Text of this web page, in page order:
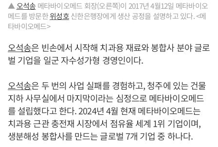
▲오석송 메타바이오메드 회장(오른쪽)이 2017년 4월12일 메타바이오
메드를 방문한위성호신한은행장에게 생산 공정을 설명하고 있다. <메
타바이오메드>
오석송은 빈손에서 시작해 치과용 재료와 봉합사 분야 글로
벌 기업을 일군 자수성가형 경영인이다.
오석송은 두 번의 사업 실패를 경험하고, 청주에 있는 건물
지하 사무실에서 마지막이라는 심정으로 메타바이오메드
를 설립했다고 한다. 2024년 4월 현재 메타바이오메드는
치과용 근관 충전재 시장에서 점유율 세계 1위 기업이며,
생분해성 봉합사를 만드는 글로벌 7개 기업 중 하나다.